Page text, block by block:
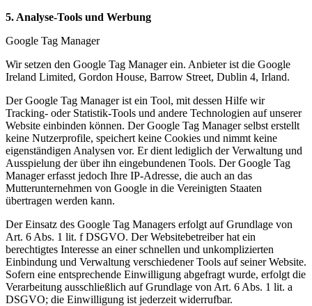
5. Analyse-Tools und Werbung
Google Tag Manager
Wir setzen den Google Tag Manager ein. Anbieter ist die Google
Ireland Limited, Gordon House, Barrow Street, Dublin 4, Irland.
Der Google Tag Manager ist ein Tool, mit dessen Hilfe wir
Tracking- oder Statistik-Tools und andere Technologien auf unserer
Website einbinden können. Der Google Tag Manager selbst erstellt
keine Nutzerprofile, speichert keine Cookies und nimmt keine
eigenständigen Analysen vor. Er dient lediglich der Verwaltung und
Ausspielung der über ihn eingebundenen Tools. Der Google Tag
Manager erfasst jedoch Ihre IP-Adresse, die auch an das
Mutterunternehmen von Google in die Vereinigten Staaten
übertragen werden kann.
Der Einsatz des Google Tag Managers erfolgt auf Grundlage von
Art. 6 Abs. 1 lit. f DSGVO. Der Websitebetreiber hat ein
berechtigtes Interesse an einer schnellen und unkomplizierten
Einbindung und Verwaltung verschiedener Tools auf seiner Website.
Sofern eine entsprechende Einwilligung abgefragt wurde, erfolgt die
Verarbeitung ausschließlich auf Grundlage von Art. 6 Abs. 1 lit. a
DSGVO; die Einwilligung ist jederzeit widerrufbar.